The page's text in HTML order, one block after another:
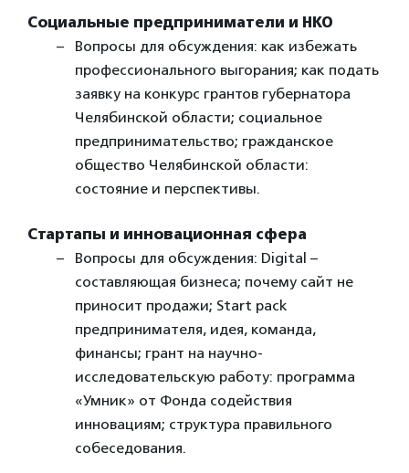
Социальные предприниматели и НКО
Вопросы для обсуждения: как избежать
профессионального выгорания; как подать
заявку на конкурс грантов губернатора
Челябинской области; социальное
предпринимательство; гражданское
общество Челябинской области:
состояние и перспективы.
Стартапы и инновационная сфера
Вопросы для обсуждения: Digital –
составляющая бизнеса; почему сайт не
приносит продажи; Start pack
предпринимателя, идея, команда,
финансы; грант на научно-
исследовательскую работу: программа
«Умник» от Фонда содействия
инновациям; структура правильного
собеседования.